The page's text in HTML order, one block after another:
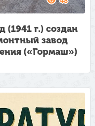
(1941 г.) создан
завод
(«Гормаш»)